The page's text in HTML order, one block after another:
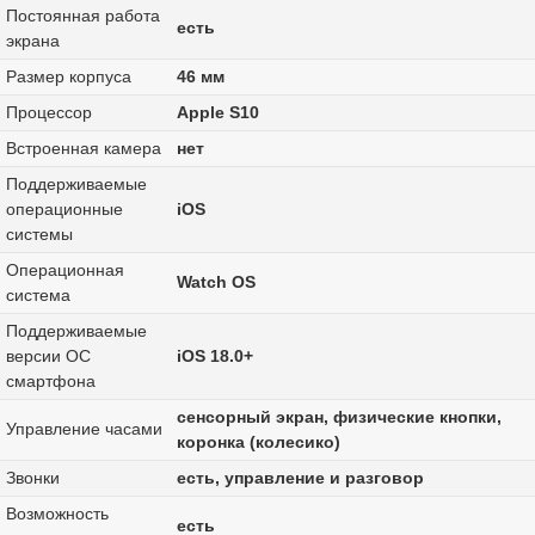
Постоянная работа
экрана
есть
Размер корпуса
46 мм
Процессор
Apple S10
Встроенная камера
нет
Поддерживаемые
операционные
системы
iOS
Операционная
система
Watch OS
Поддерживаемые
версии ОС
смартфона
iOS 18.0+
Управление часами
сенсорный экран, физические кнопки,
коронка (колесико)
Звонки
есть, управление и разговор
Возможность
есть